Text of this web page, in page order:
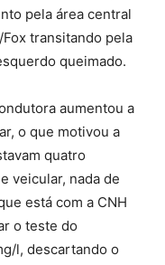
pela área central
transitando pela
queimado.
aumentou a
o que motivou a
quatro
veicular, nada de
está com a CNH
o teste do
l, descartando o